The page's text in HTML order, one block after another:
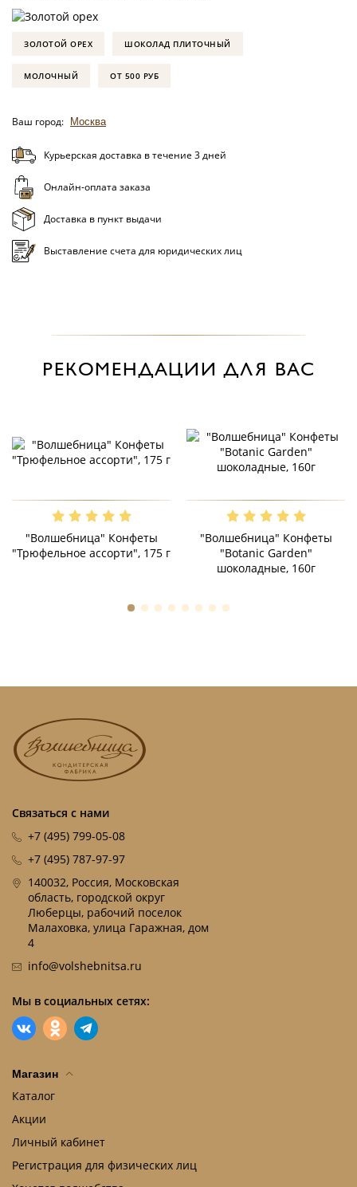
ЗОЛОТОЙ ОРЕХ ШОКОЛАД ПЛИТОЧНЫЙ
МОЛОЧНЫЙ ОТ 500 РУБ
Ваш город: Москва
Курьерская доставка в течение 3 дней
Онлайн-оплата заказа
Доставка в пункт выдачи
Выставление счета для юридических лиц
РЕКОМЕНДАЦИИ ДЛЯ ВАС
"Волшебница" Конфеты
"Трюфельное ассорти", 175 г
"Волшебница" Конфеты
"Botanic Garden"
шоколадные, 160г
Связаться с нами
+7 (495) 799-05-08
+7 (495) 787-97-97
140032, Россия, Московская
область, городской округ
Люберцы, рабочий поселок
Малаховка, улица Гаражная, дом
4
info@volshebnitsa.ru
Мы в социальных сетях:
Магазин
Каталог
Акции
Личный кабинет
Регистрация для физических лиц